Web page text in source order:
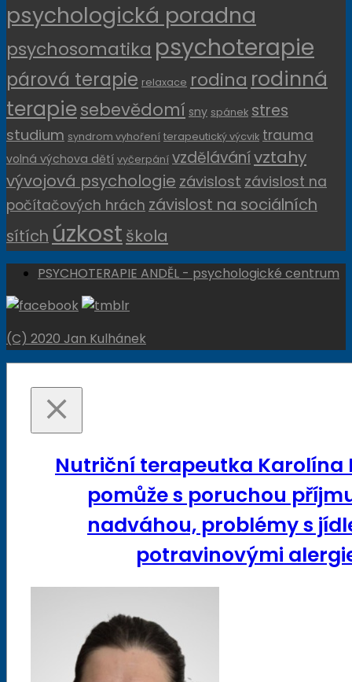
psychologická poradna
psychosomatika psychoterapie
párová terapie relaxace rodina rodinná
terapiesebevědomí sny spánek stres
studium syndrom vyhoření terapeutický výcvik trauma
volná výchova dětí vyčerpání vzdělávánívztahy
vývojová psychologie závislost závislost na
počítačových hrách závislost na sociálních
sítích úzkost škola
PSYCHOTERAPIE ANDĚL - psychologické centrum
(C) 2020 Jan Kulhánek
Nutriční terapeutka Karolína
pomůže s poruchou
nadváhou, problémy s
potravinovými